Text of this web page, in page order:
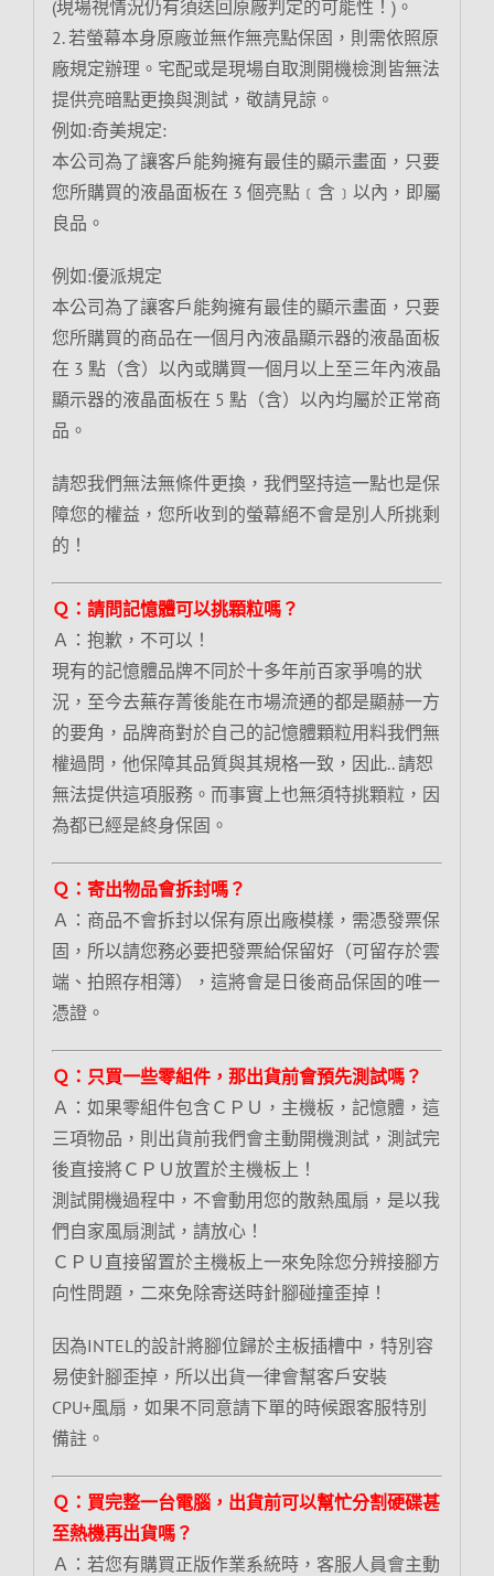
(現場視情況仍有須送回原廠判定的可能性！)。
2. 若螢幕本身原廠並無作無亮點保固，則需依照原
廠規定辦理。宅配或是現場自取測開機檢測皆無法
提供亮暗點更換與測試，敬請見諒。
例如:奇美規定:
本公司為了讓客戶能夠擁有最佳的顯示畫面，只要
您所購買的液晶面板在 3 個亮點﹝含﹞以內，即屬
良品。
例如:優派規定
本公司為了讓客戶能夠擁有最佳的顯示畫面，只要
您所購買的商品在一個月內液晶顯示器的液晶面板
在 3 點（含）以內或購買一個月以上至三年內液晶
顯示器的液晶面板在 5 點（含）以內均屬於正常商
品。
請恕我們無法無條件更換，我們堅持這一點也是保
障您的權益，您所收到的螢幕絕不會是別人所挑剩
的！
Ｑ：請問記憶體可以挑顆粒嗎？
Ａ：抱歉，不可以！
現有的記憶體品牌不同於十多年前百家爭鳴的狀
況，至今去蕪存菁後能在市場流通的都是顯赫一方
的要角，品牌商對於自己的記憶體顆粒用料我們無
權過問，他保障其品質與其規格一致，因此.. 請恕
無法提供這項服務。而事實上也無須特挑顆粒，因
為都已經是終身保固。
Ｑ：寄出物品會拆封嗎？
Ａ：商品不會拆封以保有原出廠模樣，需憑發票保
固，所以請您務必要把發票給保留好（可留存於雲
端、拍照存相簿），這將會是日後商品保固的唯一
憑證。
Ｑ：只買一些零組件，那出貨前會預先測試嗎？
Ａ：如果零組件包含ＣＰＵ，主機板，記憶體，這
三項物品，則出貨前我們會主動開機測試，測試完
後直接將ＣＰＵ放置於主機板上！
測試開機過程中，不會動用您的散熱風扇，是以我
們自家風扇測試，請放心！
ＣＰＵ直接留置於主機板上一來免除您分辨接腳方
向性問題，二來免除寄送時針腳碰撞歪掉！
因為INTEL的設計將腳位歸於主板插槽中，特別容
易使針腳歪掉，所以出貨一律會幫客戶安裝
CPU+風扇，如果不同意請下單的時候跟客服特別
備註。
Ｑ：買完整一台電腦，出貨前可以幫忙分割硬碟甚
至熱機再出貨嗎？
Ａ：若您有購買正版作業系統時，客服人員會主動